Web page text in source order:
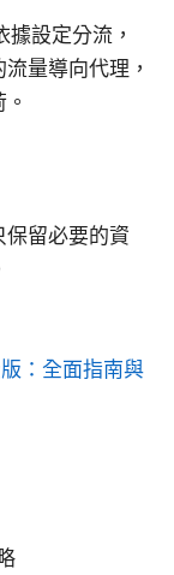
設定分流，
量導向代理，
留必要的資
：全面指南與